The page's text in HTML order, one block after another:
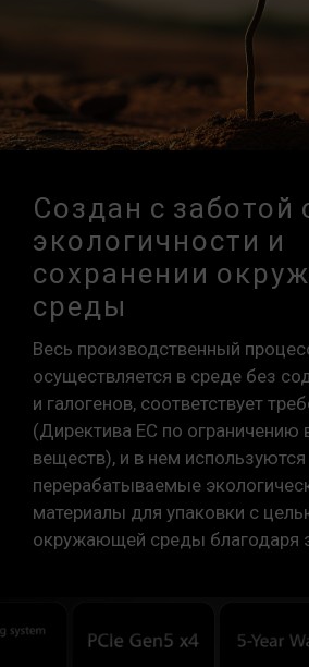
Создан с заботой
экологичности и
сохранении
среды
Весь производственный
осуществляется в среде без
и галогенов, соответствует
(Директива ЕС по ограничению
веществ), и в нем используются
перерабатываемые
материалы для упаковки с
окружающей среды благодаря